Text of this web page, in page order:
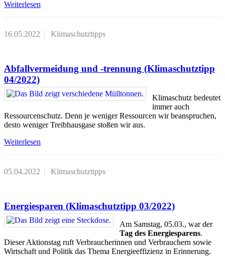
Weiterlesen
16.05.2022 Klimaschutztipps
Abfallvermeidung und -trennung (Klimaschutztipp
04/2022)
Klimaschutz bedeutet
immer auch
Ressourcenschutz. Denn je weniger Ressourcen wir beanspruchen,
desto weniger Treibhausgase stoßen wir aus.
Weiterlesen
05.04.2022 Klimaschutztipps
Energiesparen (Klimaschutztipp 03/2022)
Am Samstag, 05.03., war der
Tag des Energiesparens.
Dieser Aktionstag ruft Verbraucherinnen und Verbrauchern sowie
Wirtschaft und Politik das Thema Energieeffizienz in Erinnerung.